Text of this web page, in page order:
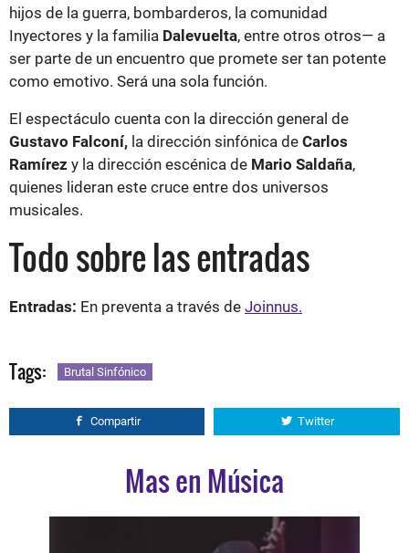
hijos de la guerra, bombarderos, la comunidad
Inyectores y la familia Dalevuelta, entre otros otros— a
ser parte de un encuentro que promete ser tan potente
como emotivo. Será una sola función.
El espectáculo cuenta con la dirección general de
Gustavo Falconí, la dirección sinfónica de Carlos
Ramírez y la dirección escénica de Mario Saldaña,
quienes lideran este cruce entre dos universos
musicales.
Todo sobre las entradas
Entradas: En preventa a través de Joinnus.
Tags: Brutal Sinfónico
Compartir Twitter
Mas en Música